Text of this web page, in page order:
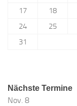
17
18
24
25
31
Nächste Termine
Nov. 8